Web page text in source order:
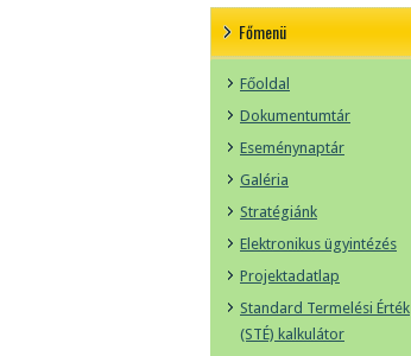
Főmenü
Főoldal
Dokumentumtár
Eseménynaptár
Galéria
Stratégiánk
Elektronikus ügyintézés
Projektadatlap
Standard Termelési Érték
(STÉ) kalkulátor